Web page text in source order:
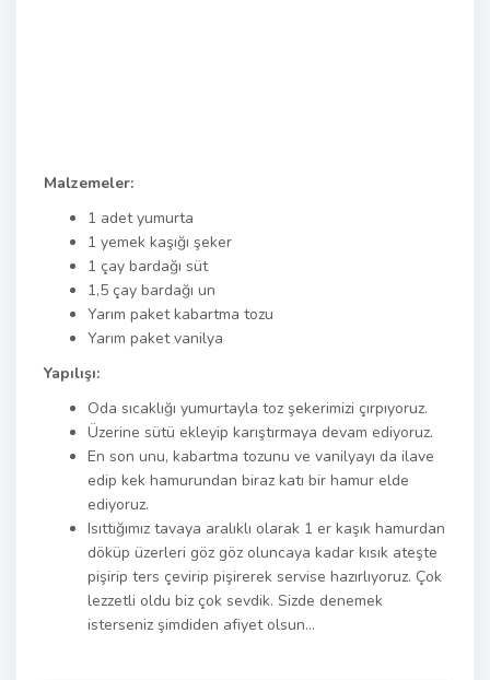
Malzemeler:
1 adet yumurta
1 yemek kaşığı şeker
1 çay bardağı süt
1,5 çay bardağı un
Yarım paket kabartma tozu
Yarım paket vanilya
Yapılışı:
Oda sıcaklığı yumurtayla toz şekerimizi çırpıyoruz.
Üzerine sütü ekleyip karıştırmaya devam ediyoruz.
En son unu, kabartma tozunu ve vanilyayı da ilave
edip kek hamurundan biraz katı bir hamur elde
ediyoruz.
Isıttığımız tavaya aralıklı olarak 1 er kaşık hamurdan
döküp üzerleri göz göz oluncaya kadar kısık ateşte
pişirip ters çevirip pişirerek servise hazırlıyoruz. Çok
lezzetli oldu biz çok sevdik. Sizde denemek
isterseniz şimdiden afiyet olsun…